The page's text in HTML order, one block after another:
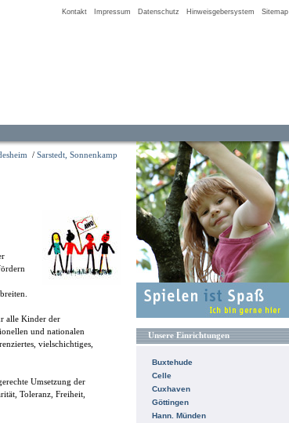
Kontakt Impressum Datenschutz Hinweisgebersystem Sitemap
/ Sarstedt, Sonnenkamp
alle Kinder der
und nationalen
vielschichtiges,
Umsetzung der
Toleranz, Freiheit,
Unsere Einrichtungen
Buxtehude
Celle
Cuxhaven
Göttingen
Hann. Münden